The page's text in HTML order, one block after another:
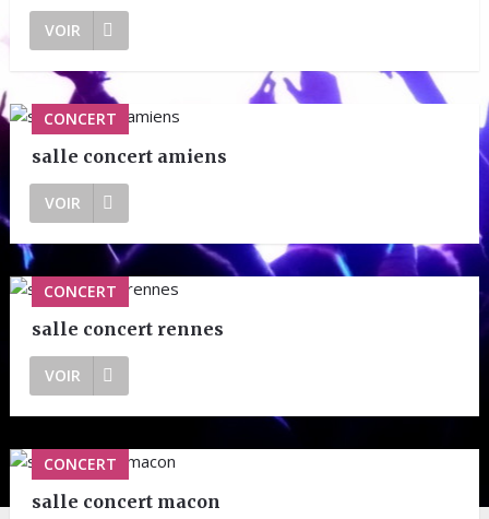
VOIR
CONCERT
salle concert amiens
VOIR
CONCERT
salle concert rennes
VOIR
CONCERT
salle concert macon